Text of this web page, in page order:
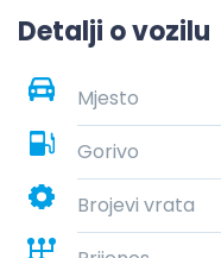
Detalji o vozilu
Mjesto
Gorivo
Brojevi vrata